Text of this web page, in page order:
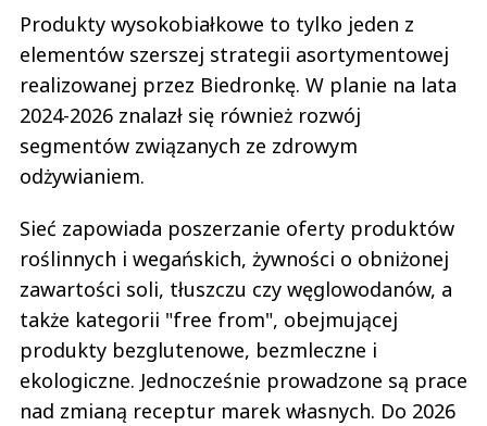
Produkty wysokobiałkowe to tylko jeden z
elementów szerszej strategii asortymentowej
realizowanej przez Biedronkę. W planie na lata
2024-2026 znalazł się również rozwój
segmentów związanych ze zdrowym
odżywianiem.
Sieć zapowiada poszerzanie oferty produktów
roślinnych i wegańskich, żywności o obniżonej
zawartości soli, tłuszczu czy węglowodanów, a
także kategorii "free from", obejmującej
produkty bezglutenowe, bezmleczne i
ekologiczne. Jednocześnie prowadzone są prace
nad zmianą receptur marek własnych. Do 2026